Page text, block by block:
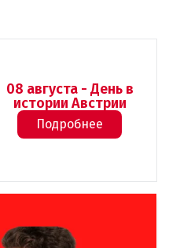
08 августа - День в
истории Австрии
Подробнее